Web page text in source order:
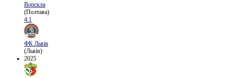
Ворскла
(Полтава)
4:1
ФК Львів
(Львів)
2025